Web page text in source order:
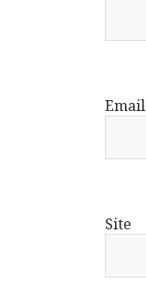
Email
Site